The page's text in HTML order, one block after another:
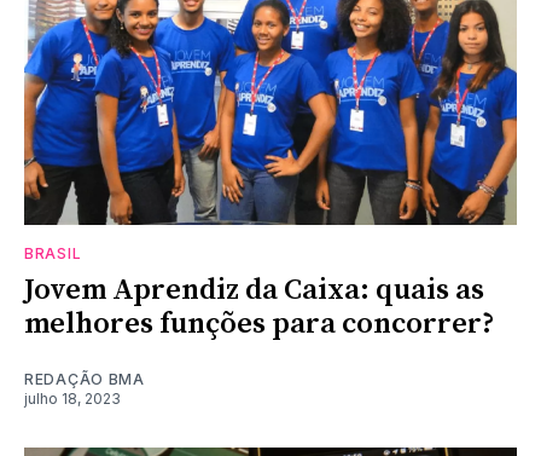
BRASIL
Jovem Aprendiz da Caixa: quais as
melhores funções para concorrer?
REDAÇÃO BMA
julho 18, 2023